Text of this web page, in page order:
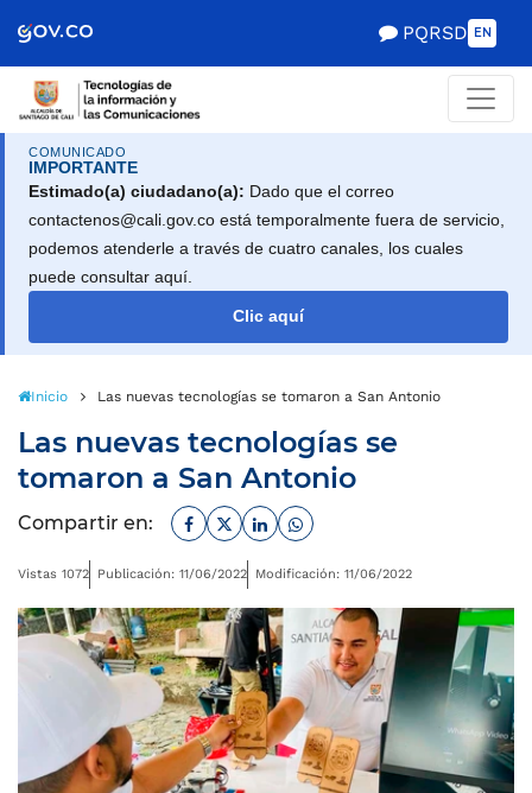
de Gobierno
PQRSD EN
COMUNICADO
IMPORTANTE
Estimado(a) ciudadano(a): Dado que el correo
contactenos@cali.gov.co está temporalmente fuera de servicio,
podemos atenderle a través de cuatro canales, los cuales
puede consultar aquí.
Clic aquí
Inicio Las nuevas tecnologías se tomaron a San Antonio
Las nuevas tecnologías se
tomaron a San Antonio
Compartir en: Facebook
TwitterLinkedinWhatsapp
Vistas 1072 Publicación: 11/06/2022 Modificación: 11/06/2022